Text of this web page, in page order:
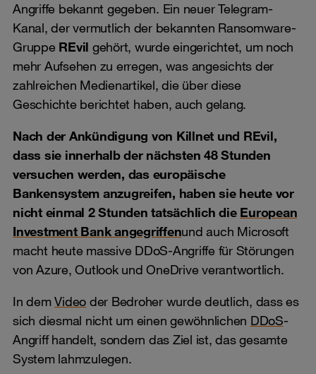
Angriffe bekannt gegeben. Ein neuer Telegram-
Kanal, der vermutlich der bekannten Ransomware-
Gruppe REvil gehört, wurde eingerichtet, um noch
mehr Aufsehen zu erregen, was angesichts der
zahlreichen Medienartikel, die über diese
Geschichte berichtet haben, auch gelang.
Nach der Ankündigung von Killnet und REvil,
dass sie innerhalb der nächsten 48 Stunden
versuchen werden, das europäische
Bankensystem anzugreifen, haben sie heute vor
nicht einmal 2 Stunden tatsächlich die European
Investment Bank angegriffenund auch Microsoft
macht heute massive DDoS-Angriffe für Störungen
von Azure, Outlook und OneDrive verantwortlich.
In demVideo der Bedroher wurde deutlich, dass es
sich diesmal nicht um einen gewöhnlichen DDoS-
Angriff handelt, sondern das Ziel ist, das gesamte
System lahmzulegen.